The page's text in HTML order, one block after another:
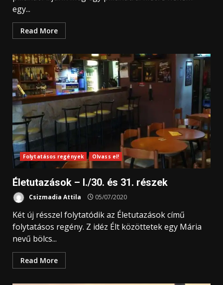
egy...
Read More
Folytatásos regények Olvass el!
Életutazások – I./30. és 31. részek
Csizmadia Attila 05/07/2020
Két új résszel folytatódik az Életutazások című
folytatásos regény. Z idéz Élt közöttetek egy Mária
nevű bölcs...
Read More